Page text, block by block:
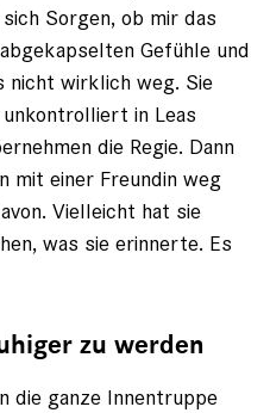
Sorgen, ob mir das
Gefühle und
nicht wirklich weg. Sie
in Leas
die Regie. Dann
mit einer Freundin weg
Vielleicht hat sie
was sie erinnerte. Es
zu werden
die ganze ­Innentruppe